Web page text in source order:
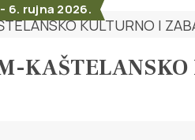
6. rujna 2026.